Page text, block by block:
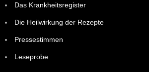
Das Krankheitsregister
Die Heilwirkung der Rezepte
Pressestimmen
Leseprobe